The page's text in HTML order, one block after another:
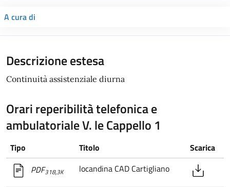
A cura di
Descrizione estesa
Continuità assistenziale diurna
Orari reperibilità telefonica e
ambulatoriale V. le Cappello 1
Tipo Titolo
Scarica
PDF318,3K locandina CAD Cartigliano